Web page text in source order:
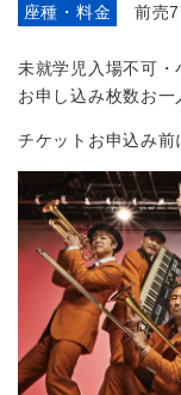
座種・料金 前売
未就学児入場不可・
お申し込み枚数お
チケットお申込み